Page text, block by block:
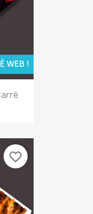
WEB !
favorite_border